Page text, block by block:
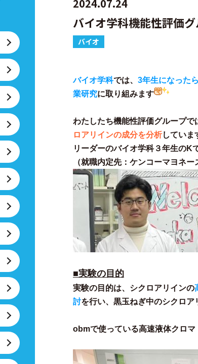
2024.07.24
バイオ学科機能性評価
バイオ
バイオ学科では、 3年生になったら
業研究に取り組みます
わたしたち機能性評価グループで
ロアリインの成分を分析していま
リーダーのバイオ学科３年生のK
（就職内定先：ケンコーマヨネー
■実験の目的
実験の目的は、シクロアリインの
討を行い、黒玉ねぎ中のシクロア
obmで使っている高速液体クロマ